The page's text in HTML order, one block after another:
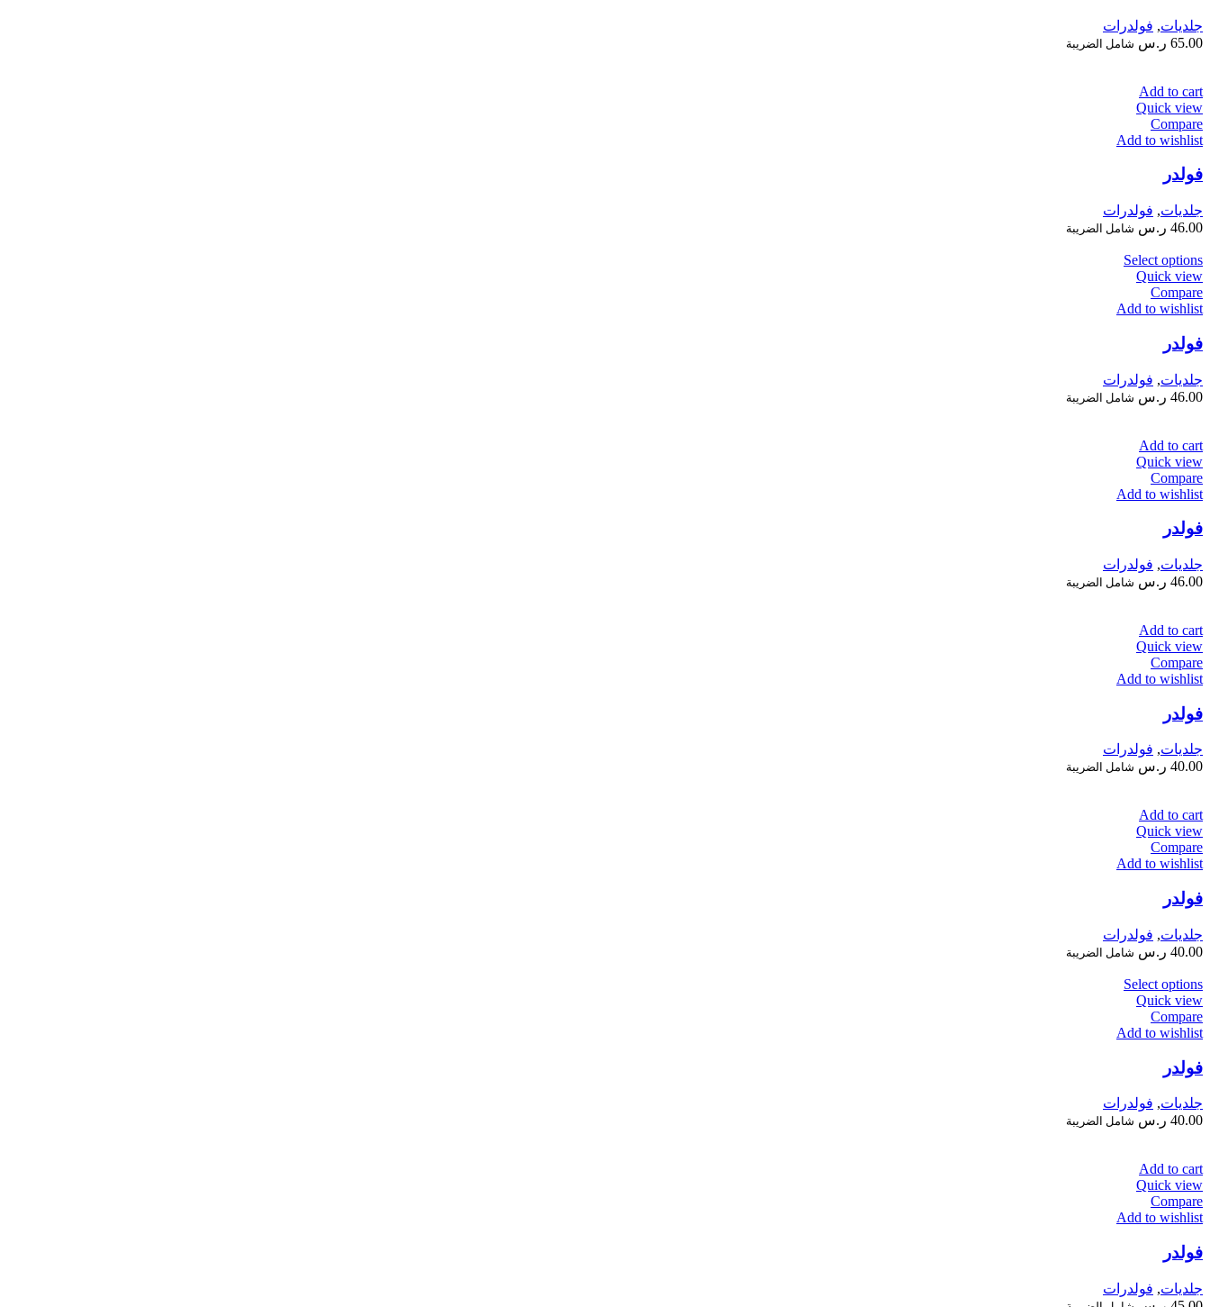
جلديات, فولدرات
65.00 ر.س شامل الضريبة
Add to cart
Quick view
Compare
Add to wishlist
فولدر
جلديات, فولدرات
46.00 ر.س شامل الضريبة
Select options
Quick view
Compare
Add to wishlist
فولدر
جلديات, فولدرات
46.00 ر.س شامل الضريبة
Add to cart
Quick view
Compare
Add to wishlist
فولدر
جلديات, فولدرات
46.00 ر.س شامل الضريبة
Add to cart
Quick view
Compare
Add to wishlist
فولدر
جلديات, فولدرات
40.00 ر.س شامل الضريبة
Add to cart
Quick view
Compare
Add to wishlist
فولدر
جلديات, فولدرات
40.00 ر.س شامل الضريبة
Select options
Quick view
Compare
Add to wishlist
فولدر
جلديات, فولدرات
40.00 ر.س شامل الضريبة
Add to cart
Quick view
Compare
Add to wishlist
فولدر
جلديات, فولدرات